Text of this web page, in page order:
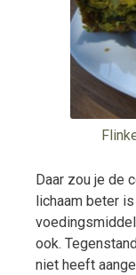
Daar zou je de
lichaam beter
ook.
niet heeft